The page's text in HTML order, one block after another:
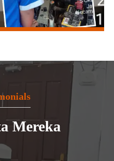
Mereka